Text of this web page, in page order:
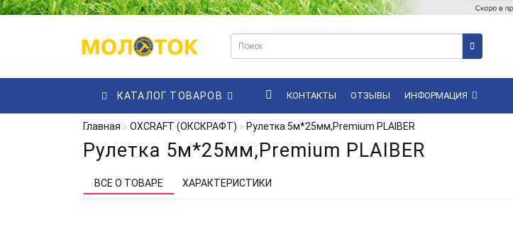
КАТАЛОГ ТОВАРОВ КОНТАКТЫ ОТЗЫВЫ ИНФОРМАЦИЯ
Главная OXCRAFT (ОКСКРАФТ) Рулетка 5м*25мм,Premium PLAIBER
Рулетка 5м*25мм,Premium PLAIBER
ВСЕ О ТОВАРЕ ХАРАКТЕРИСТИКИ